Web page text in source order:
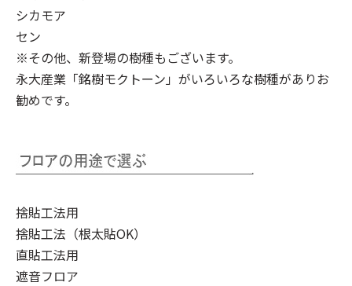
シカモア
セン
※その他、新登場の樹種もございます。
永大産業「銘樹モクトーン」 がいろいろな樹種がありお
勧めです。
捨貼工法用
捨貼工法（根太貼OK）
直貼工法用
遮音フロア